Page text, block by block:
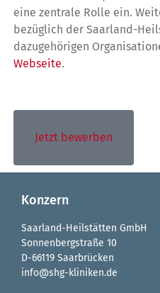
eine zentrale Rolle ein.
bezüglich der Saarland-
dazugehörigen
Webseite.
Jetzt bewerben
Konzern
Saarland-Heilstätten GmbH
Sonnenbergstraße 10
D-66119 Saarbrücken
info@shg-kliniken.de